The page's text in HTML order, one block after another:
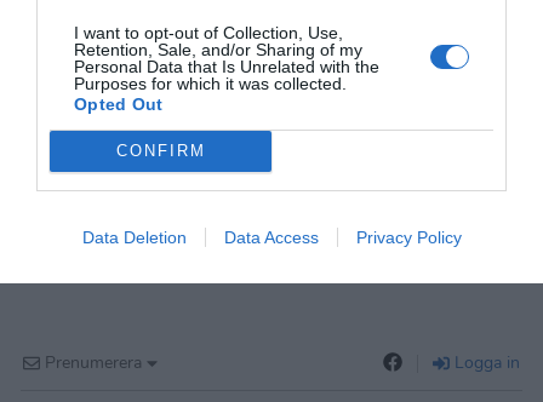
I want to opt-out of Collection, Use,
Retention, Sale, and/or Sharing of my
Personal Data that Is Unrelated with the
Purposes for which it was collected.
Opted Out
CONFIRM
Data Deletion Data Access Privacy Policy
Prenumerera Logga in